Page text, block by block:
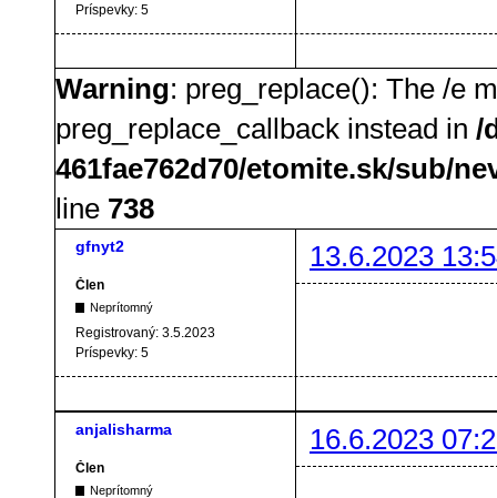
Príspevky: 5
Warning: preg_replace(): The /e
preg_replace_callback instead in /
461fae762d70/etomite.sk/sub/
line 738
gfnyt2 13.6.2023
Člen
Neprítomný
Registrovaný: 3.5.2023
Príspevky: 5
anjalisharma 16.6.2023
Člen
Neprítomný